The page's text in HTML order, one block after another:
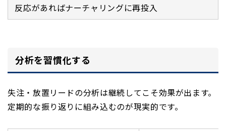
反応があればナーチャリングに再投入
分析を習慣化する
失注・放置リードの分析は継続してこそ効果が出ます。
定期的な振り返りに組み込むのが現実的です。